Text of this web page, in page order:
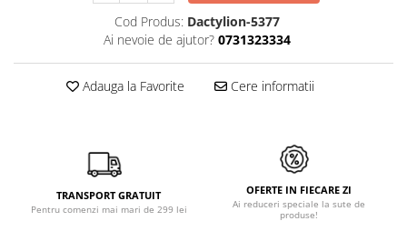
Cod Produs: Dactylion-5377
Ai nevoie de ajutor? 0731323334
Adauga la Favorite Cere informatii
TRANSPORT GRATUIT
Pentru comenzi mai mari de 299 lei
OFERTE IN FIECARE ZI
Ai reduceri speciale la sute de
produse!